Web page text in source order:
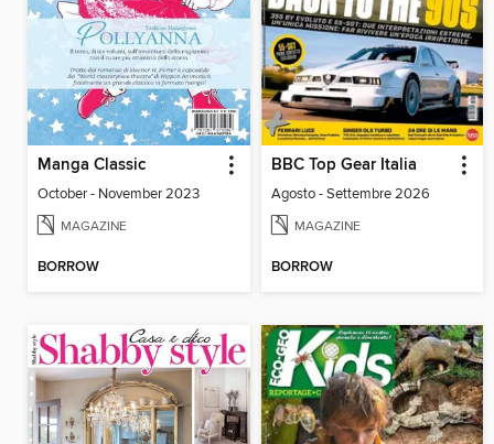
Manga Classic
October - November 2023
MAGAZINE
BORROW
BBC Top Gear Italia
Agosto - Settembre 2026
MAGAZINE
BORROW